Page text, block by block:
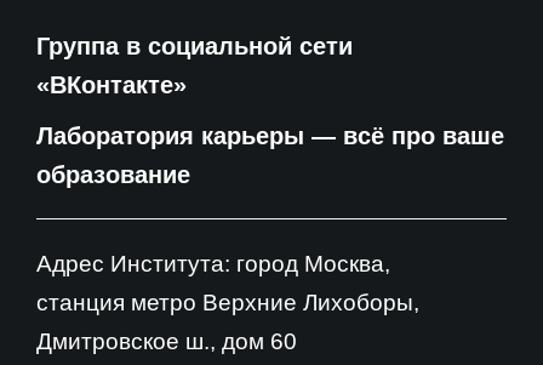
Группа в социальной сети
«ВКонтакте»
Лаборатория карьеры — всё про ваше
образование
Адрес Института: город Москва,
станция метро Верхние Лихоборы,
Дмитровское ш., дом 60